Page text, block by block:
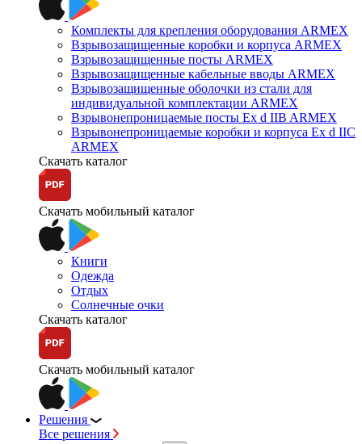
Комплекты для крепления оборудования ARMEX
Взрывозащищенные коробки и корпуса ARMEX
Взрывозащищенные посты ARMEX
Взрывозащищенные кабельные вводы ARMEX
Взрывозащищенные оболочки из стали для
индивидуальной комплектации ARMEX
Взрывонепроницаемые посты Ex d IIB ARMEX
Взрывонепроницаемые коробки и корпуса Ex d IIС
ARMEX
Скачать каталог
Скачать мобильный каталог
Книги
Одежда
Отдых
Солнечные очки
Скачать каталог
Скачать мобильный каталог
Решения
Все решения